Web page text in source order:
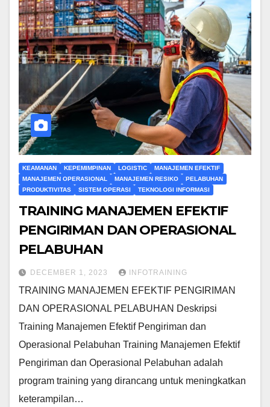
KEAMANAN KEPEMIMPINAN LOGISTIC
MANAJEMEN EFEKTIF
MANAJEMEN OPERASIONAL
MANAJEMEN RESIKO
PELABUHAN
PRODUKTIVITAS
SISTEM OPERASI TEKNOLOGI INFORMASI
TRAINING MANAJEMEN EFEKTIF
PENGIRIMAN DAN OPERASIONAL
PELABUHAN
DECEMBER 1, 2023 INFOTRAINING
TRAINING MANAJEMEN EFEKTIF PENGIRIMAN
DAN OPERASIONAL PELABUHAN Deskripsi
Training Manajemen Efektif Pengiriman dan
Operasional Pelabuhan Training Manajemen Efektif
Pengiriman dan Operasional Pelabuhan adalah
program training yang dirancang untuk meningkatkan
keterampilan…